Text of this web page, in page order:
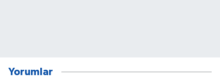
Yorumlar